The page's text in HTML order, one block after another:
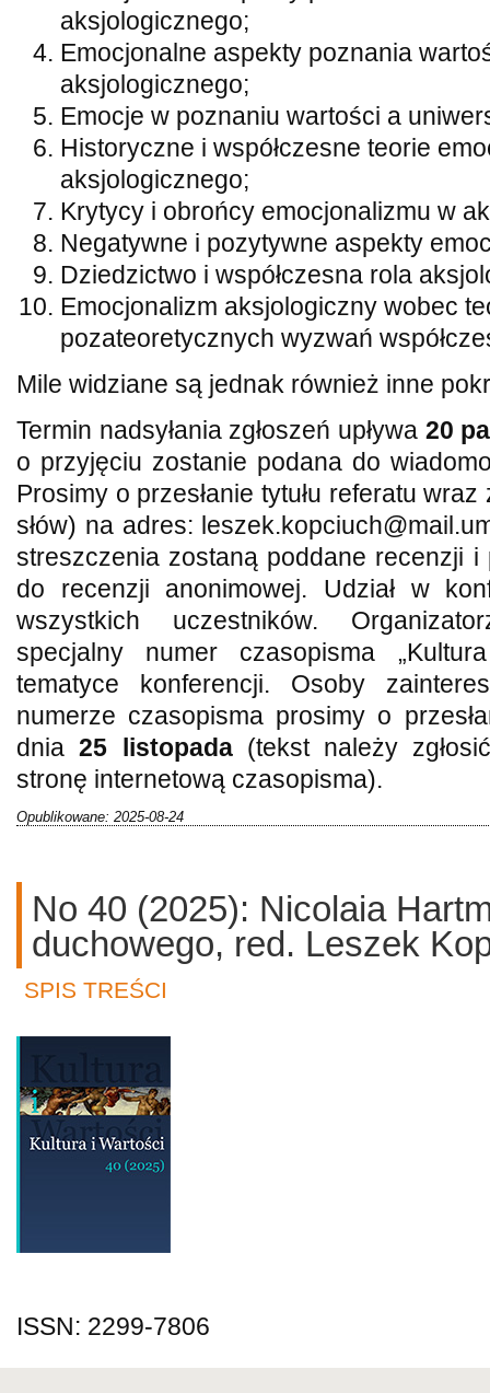
aksjologicznego;
Emocjonalne aspekty poznania
aksjologicznego;
Emocje w poznaniu wartości a
Historyczne i współczesne teorie
aksjologicznego;
Krytycy i obrońcy emocjonalizmu w
Negatywne i pozytywne aspekty
Dziedzictwo i współczesna rola
Emocjonalizm aksjologiczny wobec
pozateoretycznych wyzwań
Mile widziane są jednak również inne
Termin nadsyłania zgłoszeń upływa 20
o przyjęciu zostanie podana do
Prosimy o przesłanie tytułu referatu
słów) na adres:
streszczenia zostaną poddane recenzji
do recenzji anonimowej. Udział w
wszystkich uczestników.
specjalny numer czasopisma
tematyce konferencji. Osoby
numerze czasopisma prosimy o
dnia25 listopada(tekst należy
stronę internetową czasopisma).
Opublikowane: 2025-08-24
No 40 (2025): Nicolaia
duchowego, red. Leszek
SPIS TREŚCI
ISSN: 2299-7806